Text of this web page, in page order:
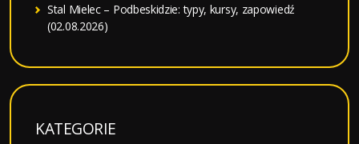
Stal Mielec – Podbeskidzie: typy, kursy, zapowiedź
(02.08.2026)
KATEGORIE